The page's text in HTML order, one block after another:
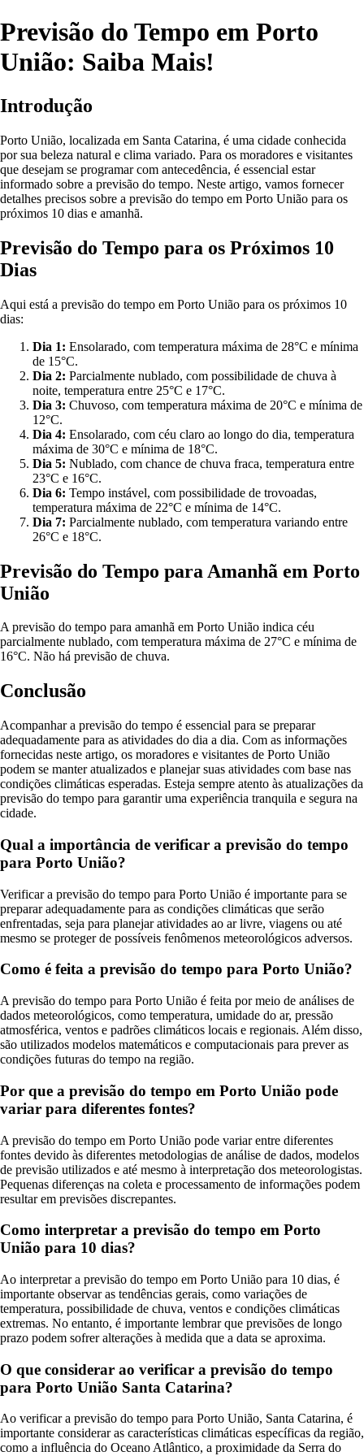
Previsão do Tempo em Porto
União: Saiba Mais!
Introdução
Porto União, localizada em Santa Catarina, é uma cidade conhecida
por sua beleza natural e clima variado. Para os moradores e visitantes
que desejam se programar com antecedência, é essencial estar
informado sobre a previsão do tempo. Neste artigo, vamos fornecer
detalhes precisos sobre a previsão do tempo em Porto União para os
próximos 10 dias e amanhã.
Previsão do Tempo para os Próximos 10
Dias
Aqui está a previsão do tempo em Porto União para os próximos 10
dias:
Dia 1: Ensolarado, com temperatura máxima de 28°C e mínima
de 15°C.
Dia 2: Parcialmente nublado, com possibilidade de chuva à
noite, temperatura entre 25°C e 17°C.
Dia 3: Chuvoso, com temperatura máxima de 20°C e mínima de
12°C.
Dia 4: Ensolarado, com céu claro ao longo do dia, temperatura
máxima de 30°C e mínima de 18°C.
Dia 5: Nublado, com chance de chuva fraca, temperatura entre
23°C e 16°C.
Dia 6: Tempo instável, com possibilidade de trovoadas,
temperatura máxima de 22°C e mínima de 14°C.
Dia 7: Parcialmente nublado, com temperatura variando entre
26°C e 18°C.
Previsão do Tempo para Amanhã em Porto
União
A previsão do tempo para amanhã em Porto União indica céu
parcialmente nublado, com temperatura máxima de 27°C e mínima de
16°C. Não há previsão de chuva.
Conclusão
Acompanhar a previsão do tempo é essencial para se preparar
adequadamente para as atividades do dia a dia. Com as informações
fornecidas neste artigo, os moradores e visitantes de Porto União
podem se manter atualizados e planejar suas atividades com base nas
condições climáticas esperadas. Esteja sempre atento às atualizações da
previsão do tempo para garantir uma experiência tranquila e segura na
cidade.
Qual a importância de verificar a previsão do tempo
para Porto União?
Verificar a previsão do tempo para Porto União é importante para se
preparar adequadamente para as condições climáticas que serão
enfrentadas, seja para planejar atividades ao ar livre, viagens ou até
mesmo se proteger de possíveis fenômenos meteorológicos adversos.
Como é feita a previsão do tempo para Porto União?
A previsão do tempo para Porto União é feita por meio de análises de
dados meteorológicos, como temperatura, umidade do ar, pressão
atmosférica, ventos e padrões climáticos locais e regionais. Além disso,
são utilizados modelos matemáticos e computacionais para prever as
condições futuras do tempo na região.
Por que a previsão do tempo em Porto União pode
variar para diferentes fontes?
A previsão do tempo em Porto União pode variar entre diferentes
fontes devido às diferentes metodologias de análise de dados, modelos
de previsão utilizados e até mesmo à interpretação dos meteorologistas.
Pequenas diferenças na coleta e processamento de informações podem
resultar em previsões discrepantes.
Como interpretar a previsão do tempo em Porto
União para 10 dias?
Ao interpretar a previsão do tempo em Porto União para 10 dias, é
importante observar as tendências gerais, como variações de
temperatura, possibilidade de chuva, ventos e condições climáticas
extremas. No entanto, é importante lembrar que previsões de longo
prazo podem sofrer alterações à medida que a data se aproxima.
O que considerar ao verificar a previsão do tempo
para Porto União Santa Catarina?
Ao verificar a previsão do tempo para Porto União, Santa Catarina, é
importante considerar as características climáticas específicas da região,
como a influência do Oceano Atlântico, a proximidade da Serra do